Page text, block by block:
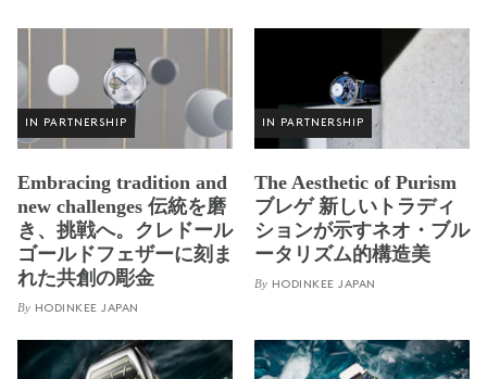
IN PARTNERSHIP
Embracing tradition and
new challenges 伝統を磨
き、挑戦へ。クレドール
ゴールドフェザーに刻ま
れた共創の彫金
By HODINKEE JAPAN
IN PARTNERSHIP
The Aesthetic of Purism
ブレゲ 新しいトラディ
ションが示すネオ・ブル
ータリズム的構造美
By HODINKEE JAPAN